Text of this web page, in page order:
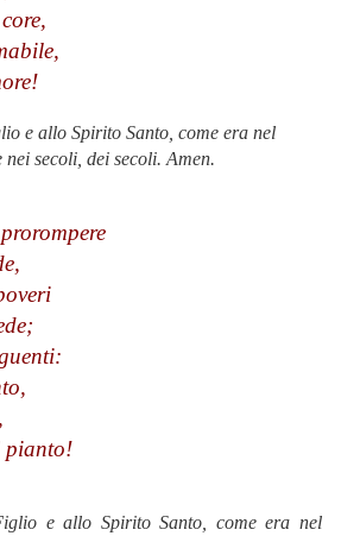
e allo Spirito Santo, come era nel
secoli, dei secoli. Amen.
pianto!
e allo Spirito Santo, come era nel